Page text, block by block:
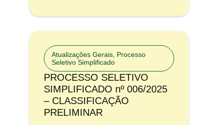
Atualizações Gerais Processo
Seletivo Simplificado
PROCESSO SELETIVO
SIMPLIFICADO nº 006/2025
– CLASSIFICAÇÃO
PRELIMINAR